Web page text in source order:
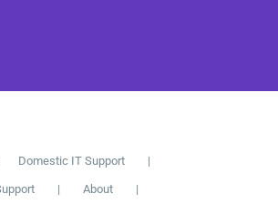
Domestic IT Support
About